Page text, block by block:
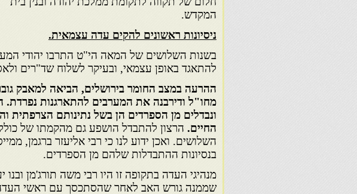
המקדש.
ניסיונות ראשונים להקים עדה עצמאית.
בשנות השלושים של המאה הי"ט התרבו יהודי
להתאגד באופן עצמאי, ובעיקר לשלוח שד"רים
ההרעה במצב החומר בירושלים, הביאה למאבק
מחו"ל ודירבנה את המערבים להתארגנות
ונבדלים מן הספרדים הן בשל נתינותם הצרפתית
החיים. הרצון להתבדל הושפע גם מהקמתו של
השלושים. ואכן ידוע לנו כי רבי אליעזר ברגמן,
בנסיונות ההתבדלות שלהם מן הספרדים.
מנהיגי העדה בתקופה זו היו רבי משה תורג'מן